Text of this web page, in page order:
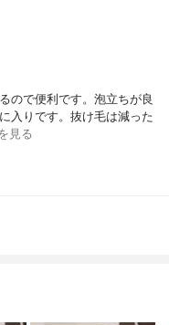
ので便利です。泡立ちが良
入りです。抜け毛は減った
見る